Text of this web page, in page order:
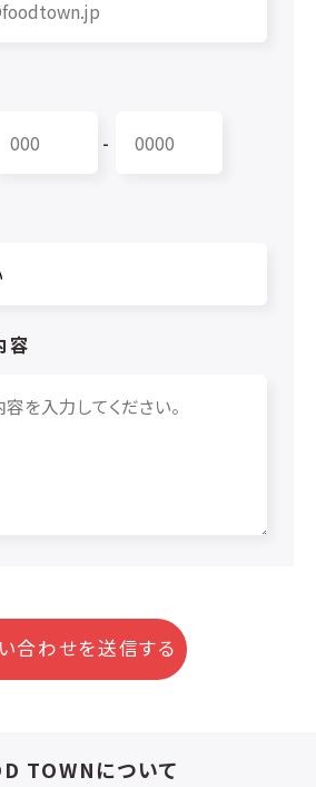
-
容
合わせを送信する
TOWNについて